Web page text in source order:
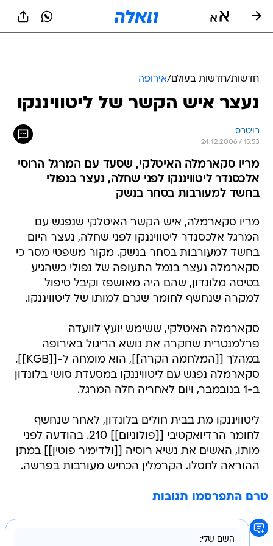
חדשות/חדשות בעולם/אירופה
נעצר איש הקשר של ליטוויננקו
רויטרס
24.12.2006 / 15:53
מריו סקארמלה האיטלקי, שסעד עם המרגל הרוסי
אלכסנדר ליטוויננקו לפני שחלה, נעצר בנפולי
בחשד למעורבות בסחר בנשק
מריו סקארמלה, איש הקשר האיטלקי שנפגש עם
המרגל אלכסנדר ליטוויננקו לפני שחלה, נעצר היום
בחשד למעורבות בסחר בנשק. מקור משפטי מסר כי
סקארמלה נעצר בנמל התעופה של נפולי כשהגיע
בטיסה מלונדון, שהם היה מאושפז וקיבל טיפול
למקרה שנחשף לחומר שגרם למותו של ליטוויננקו.
סקארמלה האיטלקי, ששימש יועץ לוועדה
פרלמנטרית שחקרה את נושא הריגול באירופה
במהלך [[המלחמה הקרה]], הוא מומחה ל-[[KGB]].
סקארמלה נפגש עם ליטוויננקו במסעדת סושי בלונדון
ב-1 בנובמבר, ויום לאחריה חלה המרגל.
ליטוויננקו מת בבית חולים בלונדון, לאחר שנחשף
לחומר הרדיואקטיבי [[פולוניום]] 210. בהודעה לפני
מותו, האשים את נשיא רוסיה [[ולדימיר פוטין]] במתן
ההוראה לחסלו. הקרמלין הכחיש מעורבות בפרשה.
טרם התפרסמו תגובות